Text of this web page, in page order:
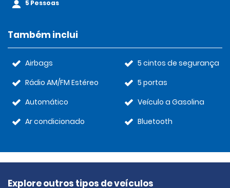
5 Pessoas
Também inclui
Airbags
Rádio AM/FM Estéreo
Automático
Ar condicionado
5 cintos de segurança
5 portas
Veículo a Gasolina
Bluetooth
Explore outros tipos de veículos